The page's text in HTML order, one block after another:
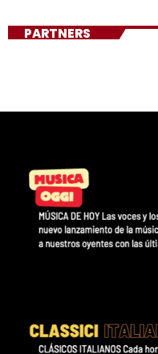
PARTNERS